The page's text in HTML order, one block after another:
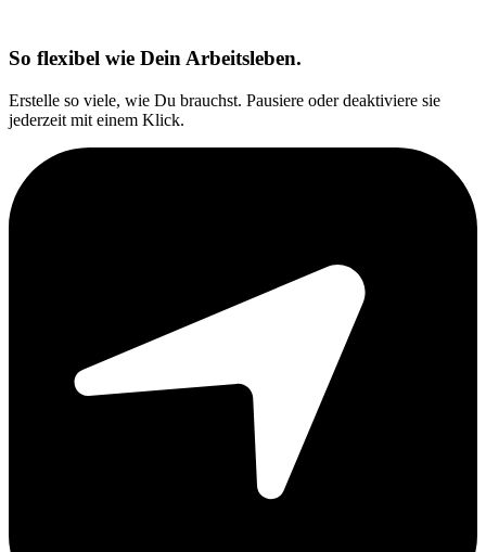
So flexibel wie Dein Arbeitsleben.
Erstelle so viele, wie Du brauchst. Pausiere oder deaktiviere sie
jederzeit mit einem Klick.